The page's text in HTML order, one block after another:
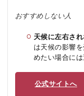
おすすめしない人
天候に左右さ
は天候の影響
めたい場合に
公式サイトへ